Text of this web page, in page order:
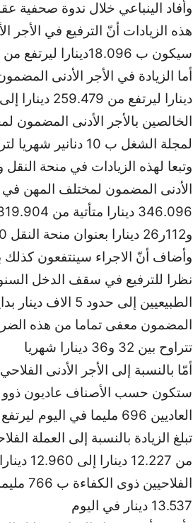
وأفاد الينباعي خلال ندوة صحفية
سيكون ب 18.096دينارا ليرتفع من 301.808 دينارا إلى319.904 دينارا
الخالصين بالأجر الأدنى المضمون
لمجلة الشغل ب 10 دنانير شهريا لترتفع من 16.112 دينارا إلى 26.112 دينارا في الشهر
وتبعا لهذه الزيادات في منحة النقل
و112ر26 دينارا بعنوان منحة النقل 2.080 دينارا بعنوان منحة الحضور
نظرا للترفيع في سقف الدخل
المضمون معفى تماما من هذه
تتراوح بين 32 و36 دينارا شهريا
أمّا بالنسبة إلى الأجر الأدنى
ستكون حسب الأصناف عاديون ذوو
من
13.537 دينار في اليوم